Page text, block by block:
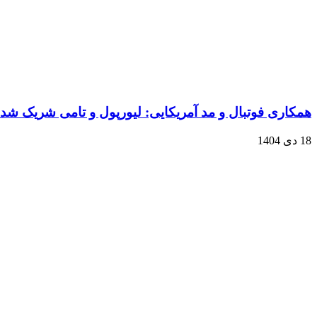
همکاری فوتبال و مد آمریکایی: لیورپول و تامی شریک
18 دی 1404